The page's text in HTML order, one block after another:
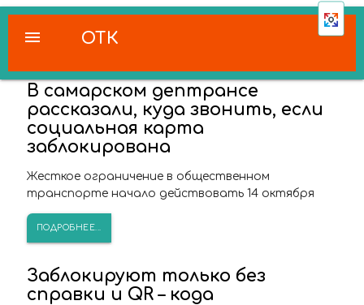
ОТК
menu
В самарском дептрансе
рассказали, куда звонить, если
социальная карта
заблокирована
Жесткое ограничение в общественном
транспорте начало действовать 14 октября
ПОДРОБНЕЕ...
Заблокируют только без
справки и QR – кода